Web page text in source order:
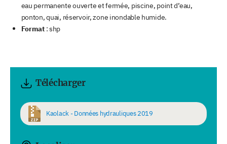
eau permanente ouverte et fermée, piscine, point d’eau,
ponton, quai, réservoir, zone inondable humide.
Format: shp
Télécharger
Kaolack - Données hydrauliques 2019